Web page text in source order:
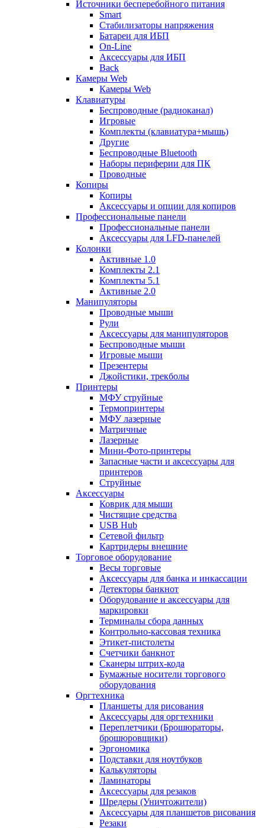
Источники бесперебойного питания
Smart
Стабилизаторы напряжения
Батареи для ИБП
On-Line
Аксессуары для ИБП
Back
Камеры Web
Камеры Web
Клавиатуры
Беспроводные (радиоканал)
Игровые
Комплекты (клавиатура+мышь)
Другие
Беспроводные Bluetooth
Наборы периферии для ПК
Проводные
Копиры
Копиры
Аксессуары и опции для копиров
Профессиональные панели
Профессиональные панели
Аксессуары для LFD-панелей
Колонки
Активные 1.0
Комплекты 2.1
Комплекты 5.1
Активные 2.0
Манипуляторы
Проводные мыши
Рули
Аксессуары для манипуляторов
Беспроводные мыши
Игровые мыши
Презентеры
Джойстики, трекболы
Принтеры
МФУ струйные
Термопринтеры
МФУ лазерные
Матричные
Лазерные
Мини-Фото-принтеры
Запасные части и аксессуары для
принтеров
Струйные
Аксессуары
Коврик для мыши
Чистящие средства
USB Hub
Сетевой фильтр
Картридеры внешние
Торговое оборудование
Весы торговые
Аксессуары для банка и инкассации
Детекторы банкнот
Оборудование и аксессуары для
маркировки
Терминалы сбора данных
Контрольно-кассовая техника
Этикет-пистолеты
Счетчики банкнот
Сканеры штрих-кода
Бумажные носители торгового
оборудования
Оргтехника
Планшеты для рисования
Аксессуары для оргтехники
Переплетчики (Брошюраторы,
брошюровщики)
Эргономика
Подставки для ноутбуков
Калькуляторы
Ламинаторы
Аксессуары для резаков
Шредеры (Уничтожители)
Аксессуары для планшетов рисования
Резаки